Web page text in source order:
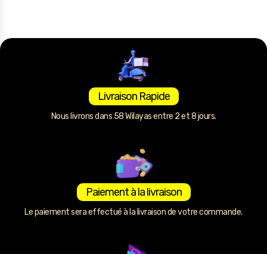
Livraison Rapide
Nous livrons dans 58 Wilayas entre 2 et 8 jours.
Paiement à la livraison
Le paiement sera effectué à la livraison de votre commande.